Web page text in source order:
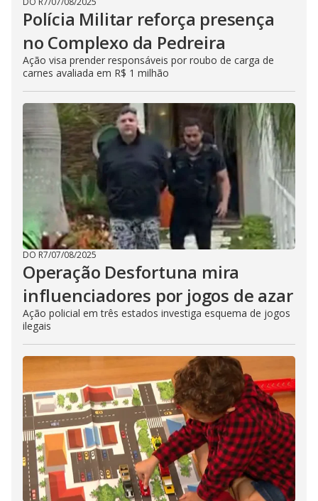
Polícia Militar reforça presença
no Complexo da Pedreira
Ação visa prender responsáveis por roubo de carga de
carnes avaliada em R$ 1 milhão
DO R7/07/08/2025
Operação Desfortuna mira
influenciadores por jogos de azar
Ação policial em três estados investiga esquema de jogos
ilegais